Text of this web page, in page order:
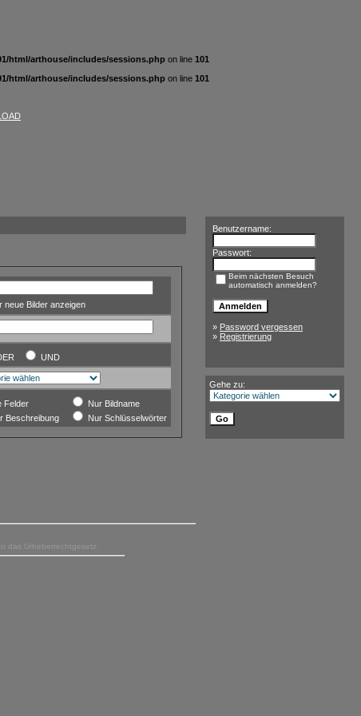
html/arthouse/includes/sessions.php on line 101
html/arthouse/includes/sessions.php on line 101
neue Bilder anzeigen
UND
Felder
Nur Bildname
Beschreibung
Nur Schlüsselwörter
Benutzername:
Passwort:
Beim nächsten Besuch
automatisch anmelden?
» Password vergessen
» Registrierung
Gehe zu:
das Urheberrechtgesetz.